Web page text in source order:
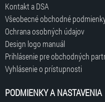
Kontakt a DSA
Všeobecné obchodné
Ochrana osobných údajov
Design logo manuál
Prihlásenie pre obchodných
Vyhlásenie o prístupnosti
PODMIENKY A NASTAVENIA